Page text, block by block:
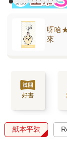
呀哈
來
好書
紙本平裝